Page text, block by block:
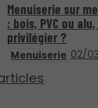
Menuiserie 02/
Menuiserie sur
: bois, PVC ou
privilégier ?